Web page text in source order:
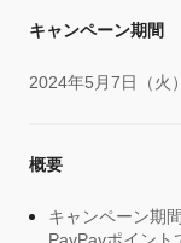
キャンペーン期間
2024年5月7日（火
概要
キャンペーン期
PayPayポイント